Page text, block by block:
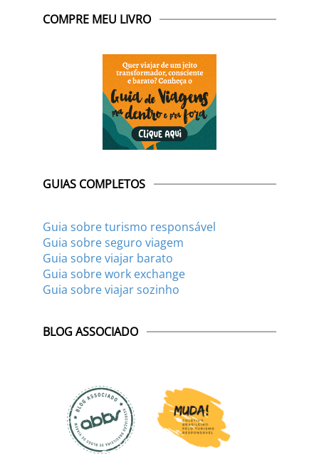
COMPRE MEU LIVRO
GUIAS COMPLETOS
Guia sobre turismo responsável
Guia sobre seguro viagem
Guia sobre viajar barato
Guia sobre work exchange
Guia sobre viajar sozinho
BLOG ASSOCIADO